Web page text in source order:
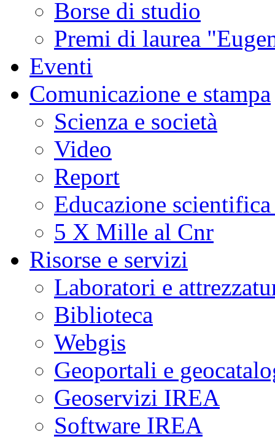
Borse di studio
Premi di laurea
Eventi
Comunicazione e stampa
Scienza e società
Video
Report
Educazione
5 X Mille al Cnr
Risorse e servizi
Laboratori e
Biblioteca
Webgis
Geoportali e
Geoservizi IREA
Software IREA